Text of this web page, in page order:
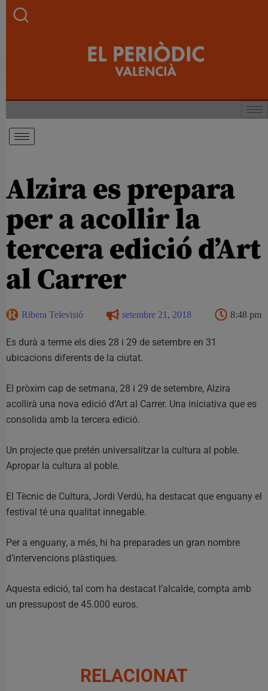
Alzira es prepara
per a acollir la
tercera edició d’Art
al Carrer
Ribera Televisió setembre 21, 2018 8:48 pm
Es durà a terme els dies 28 i 29 de setembre en 31
ubicacions diferents de la ciutat.
El pròxim cap de setmana, 28 i 29 de setembre, Alzira
acollirà una nova edició d’Art al Carrer. Una iniciativa que es
consolida amb la tercera edició.
Un projecte que pretén universalitzar la cultura al poble.
Apropar la cultura al poble.
El Tècnic de Cultura, Jordi Verdú, ha destacat que enguany el
festival té una qualitat innegable.
Per a enguany, a més, hi ha preparades un gran nombre
d’intervencions plàstiques.
Aquesta edició, tal com ha destacat l’alcalde, compta amb
un pressupost de 45.000 euros.
RELACIONAT